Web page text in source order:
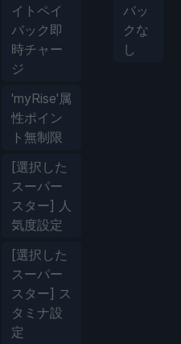
イトペイ
バック即
時チャー
ジ
'myRise'属
性ポイン
ト無制限
[選択した
スーパー
スター] 人
気度設定
[選択した
スーパー
スター] ス
タミナ設
定
バッ
クな
し